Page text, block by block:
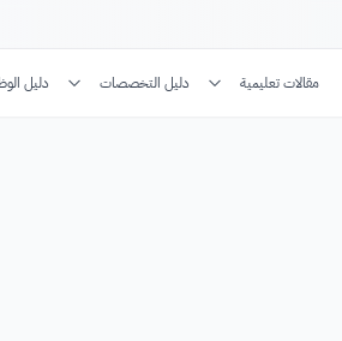
مقالات تعليمية دليل التخصصات دليل